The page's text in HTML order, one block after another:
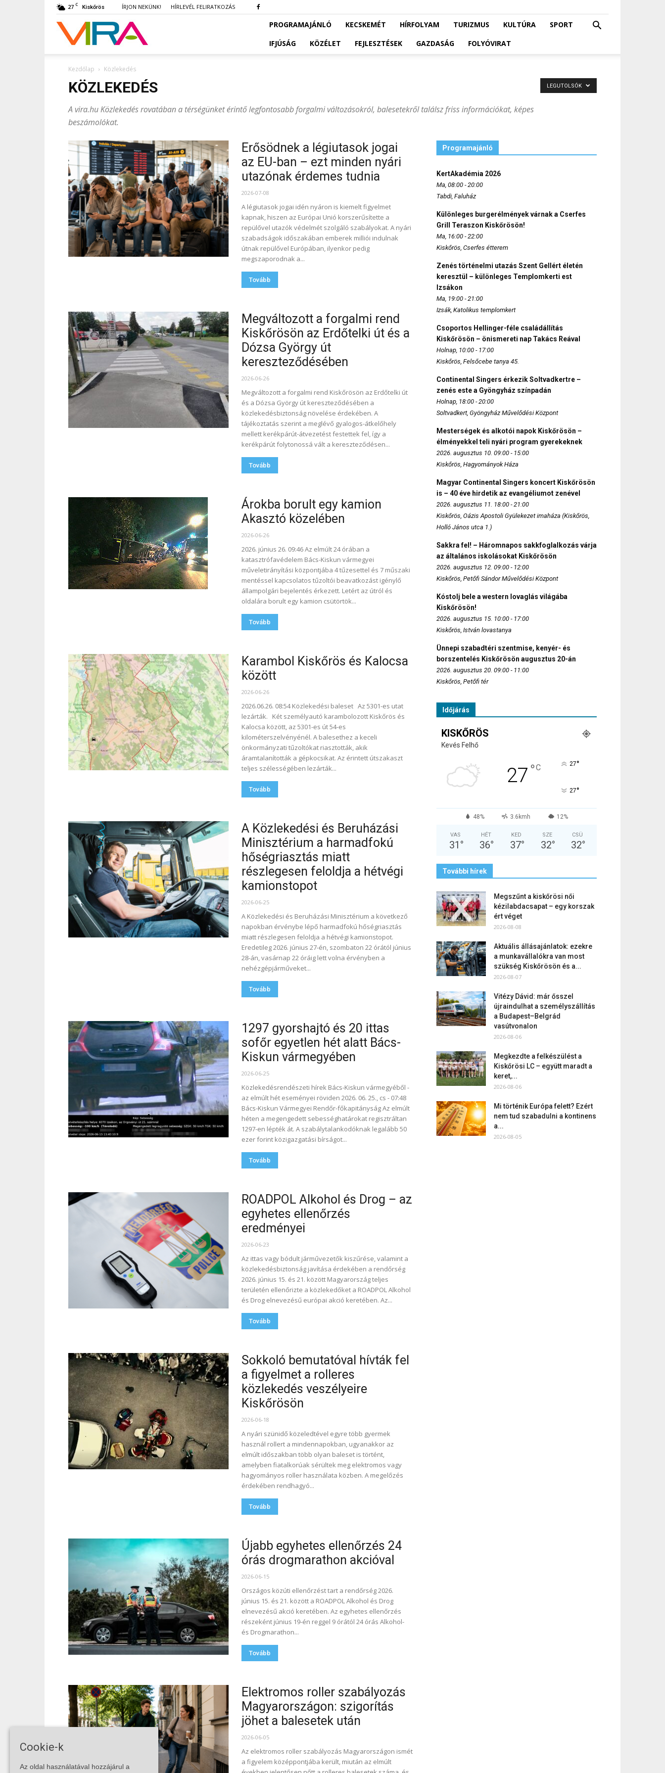
27 C Kiskőrös ÍRJON NEKÜNK! HÍRLEVÉL FELIRATKOZÁS
VIRA PROGRAMAJÁNLÓ KECSKEMÉT HÍRFOLYAM TURIZMUS KULTÚRA
SPORT
IFJÚSÁG
KÖZÉLET FEJLESZTÉSEK GAZDASÁG FOLYÓVIRAT
Kezdőlap Közlekedés
KÖZLEKEDÉS
A vira.hu Közlekedés rovatában a térségünket érintő legfontosabb forgalmi változásokról, balesetekről találsz friss információkat, képes
beszámolókat.
LEGUTOLSÓK
Erősödnek a légiutasok jogai
az EU-ban – ezt minden nyári
utazónak érdemes tudnia
2026-07-08
A légiutasok jogai idén nyáron is kiemelt figyelmet
kapnak, hiszen az Európai Unió korszerűsítette a
repülővel utazók védelmét szolgáló szabályokat. A nyári
szabadságok időszakában emberek milliói indulnak
útnak repülővel Európában, ilyenkor pedig
megszaporodnak a...
Tovább
Megváltozott a forgalmi rend
Kiskőrösön az Erdőtelki út és a
Dózsa György út
kereszteződésében
2026-06-26
Megváltozott a forgalmi rend Kiskőrösön az Erdőtelki út
és a Dózsa György út kereszteződésében a
közlekedésbiztonság növelése érdekében. A
tájékoztatás szerint a meglévő gyalogos-átkelőhely
mellett kerékpárút-átvezetést festettek fel, így a
kerékpárút folytonossá vált a kereszteződésen...
Tovább
Árokba borult egy kamion
Akasztó közelében
2026-06-26
2026. június 26. 09:46 Az elmúlt 24 órában a
katasztrófavédelem Bács-Kiskun vármegyei
műveletirányítási központjába 4 tűzesettel és 7 műszaki
mentéssel kapcsolatos tűzoltói beavatkozást igénylő
állampolgári bejelentés érkezett. Letért az útról és
oldalára borult egy kamion csütörtök...
Tovább
Karambol Kiskőrös és Kalocsa
között
2026-06-26
2026.06.26. 08:54 Közlekedési baleset Az 5301-es utat
lezárták. Két személyautó karambolozott Kiskőrös és
Kalocsa között, az 5301-es út 54-es
kilométerszelvényénél. A balesethez a keceli
önkormányzati tűzoltókat riasztották, akik
áramtalanították a gépkocsikat. Az érintett útszakaszt
teljes szélességében lezárták...
Tovább
A Közlekedési és Beruházási
Minisztérium a harmadfokú
hőségriasztás miatt
részlegesen feloldja a hétvégi
kamionstopot
2026-06-25
A Közlekedési és Beruházási Minisztérium a következő
napokban érvénybe lépő harmadfokú hőségriasztás
miatt részlegesen feloldja a hétvégi kamionstopot.
Eredetileg 2026. június 27-én, szombaton 22 órától június
28-án, vasárnap 22 óráig lett volna érvényben a
nehézgépjárműveket...
Tovább
1297 gyorshajtó és 20 ittas
sofőr egyetlen hét alatt Bács-
Kiskun vármegyében
2026-06-25
Közlekedésrendészeti hírek Bács-Kiskun vármegyéből -
az elmúlt hét eseményei röviden 2026. 06. 25., cs - 07:48
Bács-Kiskun Vármegyei Rendőr-főkapitányság Az elmúlt
héten a megengedett sebességhatárokat regisztráltan
1297-en lépték át. A szabálytalankodóknak legalább 50
ezer forint közigazgatási bírságot...
Tovább
ROADPOL Alkohol és Drog – az
egyhetes ellenőrzés
eredményei
2026-06-23
Az ittas vagy bódult járművezetők kiszűrése, valamint a
közlekedésbiztonság javítása érdekében a rendőrség
2026. június 15. és 21. között Magyarország teljes
területén ellenőrizte a közlekedőket a ROADPOL Alkohol
és Drog elnevezésű európai akció keretében. Az...
Tovább
Sokkoló bemutatóval hívták fel
a figyelmet a rolleres
közlekedés veszélyeire
Kiskőrösön
2026-06-18
A nyári szünidő közeledtével egyre több gyermek
használ rollert a mindennapokban, ugyanakkor az
elmúlt időszakban több olyan baleset is történt,
amelyben fiatalkorúak sérültek meg elektromos vagy
hagyományos roller használata közben. A megelőzés
érdekében rendhagyó...
Tovább
Újabb egyhetes ellenőrzés 24
órás drogmarathon akcióval
2026-06-15
Országos közúti ellenőrzést tart a rendőrség 2026.
június 15. és 21. között a ROADPOL Alkohol és Drog
elnevezésű akció keretében. Az egyhetes ellenőrzés
részeként június 19-én reggel 9 órától 24 órás Alkohol-
és Drogmarathon...
Tovább
Elektromos roller szabályozás
Magyarországon: szigorítás
jöhet a balesetek után
2026-06-05
Az elektromos roller szabályozás Magyarországon ismét
a figyelem középpontjába került, miután az elmúlt
Programajánló
KertAkadémia 2026
Ma, 08:00 - 20:00
Tabdi, Faluház
Különleges burgerélmények várnak a Cserfes
Grill Teraszon Kiskőrösön!
Ma, 16:00 - 22:00
Kiskőrös, Cserfes étterem
Zenés történelmi utazás Szent Gellért életén
keresztül – különleges Templomkerti est
Izsákon
Ma, 19:00 - 21:00
Izsák, Katolikus templomkert
Csoportos Hellinger-féle családállítás
Kiskőrösön – önismereti nap Takács Reával
Holnap, 10:00 - 17:00
Kiskőrös, Felsőcebe tanya 45.
Continental Singers érkezik Soltvadkertre –
zenés este a Gyöngyház színpadán
Holnap, 18:00 - 20:00
Soltvadkert, Gyöngyház Művelődési Központ
Mesterségek és alkotói napok Kiskőrösön –
élményekkel teli nyári program gyerekeknek
2026. augusztus 10. 09:00 - 15:00
Kiskőrös, Hagyományok Háza
Magyar Continental Singers koncert Kiskőrösön
is – 40 éve hirdetik az evangéliumot zenével
2026. augusztus 11. 18:00 - 21:00
Kiskőrös, Oázis Apostoli Gyülekezet imaháza (Kiskőrös,
Holló János utca 1.)
Sakkra fel! – Háromnapos sakkfoglalkozás várja
az általános iskolásokat Kiskőrösön
2026. augusztus 12. 09:00 - 12:00
Kiskőrös, Petőfi Sándor Művelődési Központ
Kóstolj bele a western lovaglás világába
Kiskőrösön!
2026. augusztus 15. 10:00 - 17:00
Kiskőrös, István lovastanya
Ünnepi szabadtéri szentmise, kenyér- és
borszentelés Kiskőrösön augusztus 20-án
2026. augusztus 20. 09:00 - 11:00
Kiskőrös, Petőfi tér
Időjárás
KISKŐRÖS
Kevés Felhő
27 °C 27°
27°
48% 3.6kmh 12%
VAS
31 °
HÉT
36°
KED
37°
SZE
32°
CSÜ
32°
További hírek
Megszűnt a kiskőrösi női
kézilabdacsapat – egy korszak
ért véget
2026-08-08
Aktuális állásajánlatok: ezekre
a munkavállalókra van most
szükség Kiskőrösön és a...
2026-08-07
Vitézy Dávid: már ősszel
újraindulhat a személyszállítás
a Budapest–Belgrád
vasútvonalon
2026-08-06
Megkezdte a felkészülést a
Kiskőrösi LC – együtt maradt a
keret,...
2026-08-06
Mi történik Európa felett? Ezért
nem tud szabadulni a kontinens
a...
2026-08-05
Cookie-k
Az oldal használatával hozzájárul a